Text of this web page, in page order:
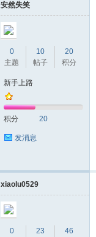
安然失笑
0
主题
10
帖子
20
积分
新手上路
积分 20
发消息
xiaolu0529
0
23
46